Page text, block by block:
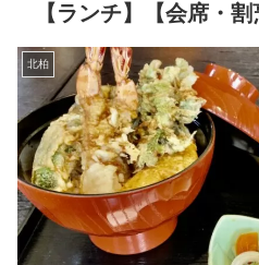
【ランチ】【会席・割
北柏